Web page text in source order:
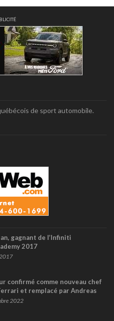
de sport automobile.
gagnant de l’Infiniti
2017
confirmé comme nouveau chef
et remplacé par Andreas
2022